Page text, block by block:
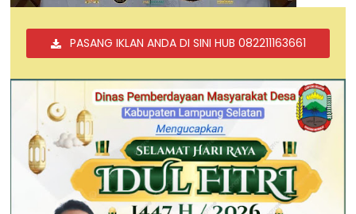
PASANG IKLAN ANDA DI SINI HUB 082211163661